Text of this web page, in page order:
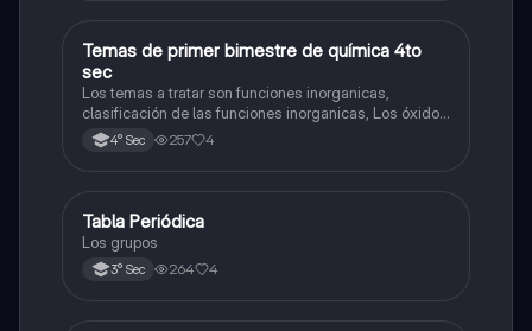
Química
Temas de primer bimestre de química 4to
sec
Los temas a tratar son funciones inorganicas,
clasificación de las funciones inorganicas, Los óxidos
y los óxidos ácidos
4° Sec 257 4
Química
Tabla Periódica
Los grupos
3° Sec 264 4